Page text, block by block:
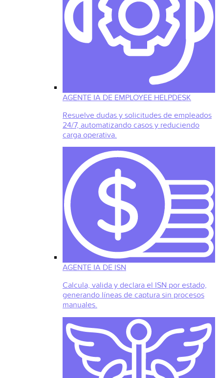
AGENTE IA DE EMPLOYEE HELPDESK
Resuelve dudas y solicitudes de empleados
24/7, automatizando casos y reduciendo
carga operativa.
AGENTE IA DE ISN
Calcula, valida y declara el ISN por estado,
generando líneas de captura sin procesos
manuales.